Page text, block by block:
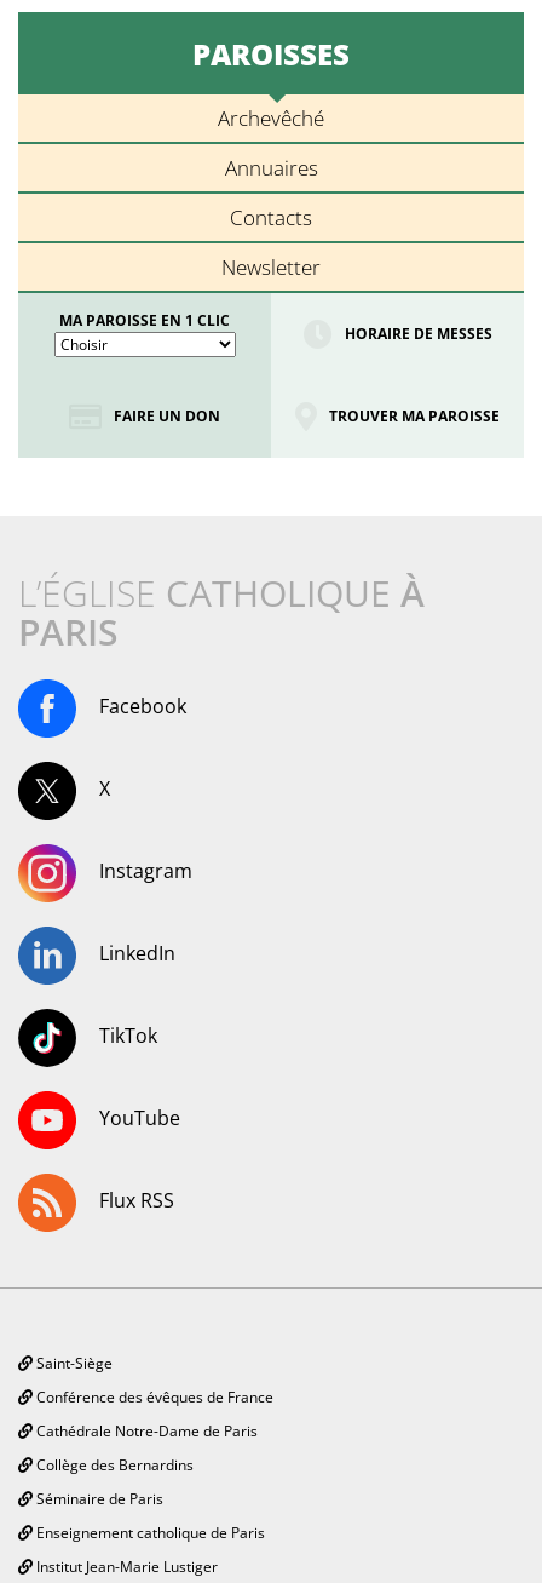
PAROISSES
Archevêché
Annuaires
Contacts
Newsletter
MA PAROISSE EN 1 CLIC
HORAIRE DE MESSES
FAIRE UN DON TROUVER MA PAROISSE
L’ÉGLISE CATHOLIQUE À
PARIS
Facebook
X
Instagram
LinkedIn
TikTok
YouTube
Flux RSS
Saint-Siège
Conférence des évêques de France
Cathédrale Notre-Dame de Paris
Collège des Bernardins
Séminaire de Paris
Enseignement catholique de Paris
Institut Jean-Marie Lustiger